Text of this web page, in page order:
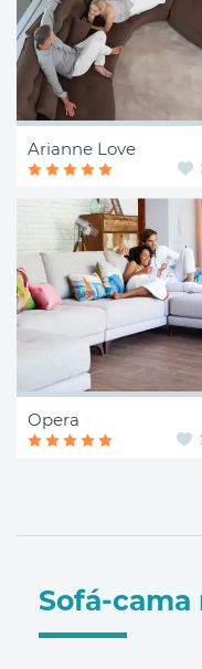
Sofá-
Arianne Love
Opera